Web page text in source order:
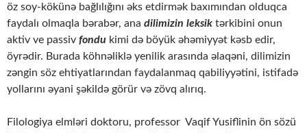
öz soy-kökünə bağlılığını əks etdirmək baxımından olduqca
faydalı olmaqla bərabər, ana dilimizin leksik tərkibini onun
aktiv ve passiv fondu kimi də böyük əhəmiyyət kəsb edir,
öyrədir. Burada köhnəliklə yenilik arasında əlaqəni, dilimizin
zəngin söz ehtiyatlarından faydalanmaq qabiliyyətini, istifadə
yollarını əyani şəkildə görür və zövq alırıq.
Filologiya elmləri doktoru, professor Vaqif Yusiflinin ön sözü